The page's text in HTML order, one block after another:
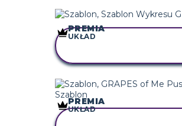
PREMIA
UKŁAD
PREMIA
UKŁAD